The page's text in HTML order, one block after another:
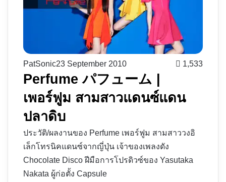
PatSonic23 September 2010 1,533
Perfume パフューム |
เพอร์ฟูม สามสาวแดนซ์แดน
ปลาดิบ
ประวัติ/ผลงานของ Perfume เพอร์ฟูม สามสาววงอิ
เล็กโทรนิคแดนซ์จากญี่ปุ่น เจ้าของเพลงดัง
Chocolate Disco ฝีมือการโปรดิวซ์ของ Yasutaka
Nakata ผู้ก่อตั้ง Capsule